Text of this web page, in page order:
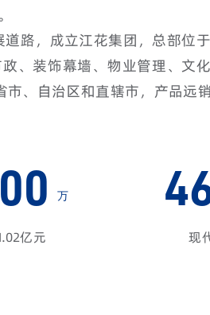
路，成立江花集团，总部位
、装饰幕墙、物业管理、文
、自治区和直辖市，产品远
万
亿元 现